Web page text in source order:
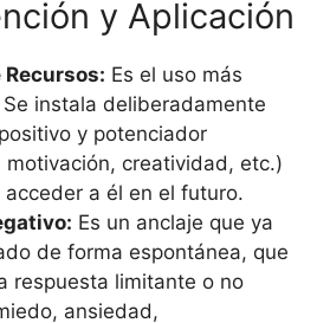
y Aplicación
Es el uso más
instala deliberadamente
y potenciador
motivación, creatividad, etc.)
acceder a él en el futuro.
Es un anclaje que ya
de forma espontánea, que
respuesta limitante o no
ansiedad,